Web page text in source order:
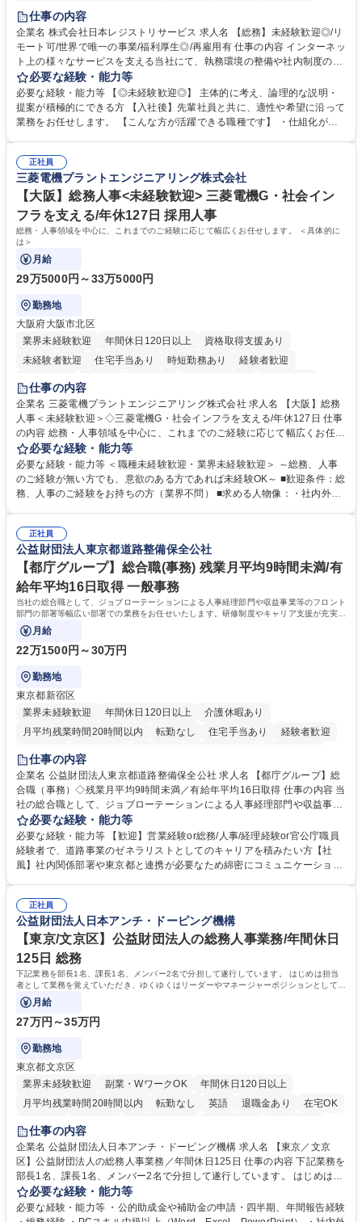
住宅手当あり
完全週休2日制
交通費支給 駅近5分以内 土日祝休み 服装自由
仕事の内容
企業名 株式会社日本レジストリサービス 求人名 【総務】未経験歓迎◎/リ
モート可/世界で唯一の事業/福利厚生◎/再雇用有 仕事の内容 インターネッ
ト上の様々なサービスを支える当社にて、執務環境の整備や社内制度の検
討、イベント運営などの幅広い業務を担当し、間接的に会社の生産性向上
や成長に貢献している部署です。 会社の全メンバーが安心して長く成果を
発揮できる環境を整えるために、毎日のメンテナンスや維持管理に加え、
新たな施策検討を積極的に行っていただき、会社全体を巻き込み課題解決
幅広い業務の体得が可能で、多様なキャリアパスを描くことも可能です。
募集職種 【総務】未経験歓迎◎/リモート可/世界で唯一の事業/福利厚生◎/
再雇用有
必要な経験・能力等
必要な経験・能力等 【◎未経験歓迎◎】 主体的に考え、論理的な説明・
提案が積極的にできる方 【入社後】先輩社員と共に、適性や希望に沿って
業務をお任せします。 【こんな方が活躍できる職種です】 ・仕組化が好
対処できる・新しいことに興味関心がある 【魅力】■自己啓発支援：資格
取得や通信教育など費用の80%（年間25万円まで）を補助 ■住宅手当：家
賃の50%（月額7万円まで）を補助 学歴・資格 学歴：大学院 大学 語学
力： 資格：
正社員
三菱電機プラントエンジニアリング株式会社
【大阪】総務人事<未経験歓迎> 三菱電機G・社会イン
フラを支える/年休127日 採用人事
総務・人事領域を中心に、これまでのご経験に応じて幅広くお任せします。 ＜具体的に
は＞
月給
29万5000円～33万5000円
勤務地
大阪府大阪市北区
業界未経験歓迎
年間休日120日以上
資格取得支援あり
未経験者歓迎
住宅手当あり 時短勤務あり
経験者歓迎
退職金あり
駅近5分以内
土日祝休み 服装自由 寮・社宅あり 食事補助あり
仕事の内容
企業名 三菱電機プラントエンジニアリング株式会社 求人名 【大阪】総務
人事＜未経験歓迎＞◇三菱電機G・社会インフラを支える/年休127日 仕事
の内容 総務・人事領域を中心に、これまでのご経験に応じて幅広くお任せ
します。 ＜具体的には＞ ・総務/人事労務（給与・社保・勤怠管理など）
・採用・教育研修 ・福利厚生運用 など ※基本的には事務所勤務ですが、
採用や教育等の業務内容により、関西圏以外への日帰り・宿泊を伴う国内
出張もございます。 ※担当業務を持ちつつ、お互いに助け合いながら、総
必要な経験・能力等
必要な経験・能力等 ＜職種未経験歓迎・業界未経験歓迎＞ ～総務、人事
のご経験が無い方でも、意欲のある方であれば未経験OK～ ■歓迎条件：総
務、人事のご経験をお持ちの方（業界不問） ■求める人物像：・社内外の
正社員
公益財団法人東京都道路整備保全公社
【都庁グループ】総合職(事務) 残業月平均9時間未満/有
給年平均16日取得 一般事務
当社の総合職として、ジョブローテーションによる人事経理部門や収益事業等のフロント
部門の部署等幅広い部署での業務をお任せいたします。研修制度やキャリア支援が充実し
ております！ ※下記業務詳細
月給
22万1500円～30万円
勤務地
東京都新宿区
業界未経験歓迎
年間休日120日以上
介護休暇あり
月平均残業時間20時間以内
転勤なし 住宅手当あり
経験者歓迎
研修あり
退職金あり
駅近5分以内
資格取得手当あり 食事補助あり
仕事の内容
企業名 公益財団法人東京都道路整備保全公社 求人名 【都庁グループ】総
合職（事務）◇残業月平均9時間未満／有給年平均16日取得 仕事の内容 当
社の総合職として、ジョブローテーションによる人事経理部門や収益事業
等のフロント部門の部署等幅広い部署での業務をお任せいたします。研修
制度やキャリア支援が充実しております！ ※下記業務詳細 【業務詳細】■
管理部門：広報、人事、経理など当公社の運営に係る管理業務 ■収益部
門：駐車場の新規開拓、管理運営、新宿駅西口広場の「イベントコーナ
道路施設や道路工事現場の見学ツアー事業 ※入社後は上記いずれかの部門
へ配属。※業務内容変更の範囲：会社の定める業務 募集職種 【都庁グル
ープ】総合職（事務）◇残業月平均9時間未満／有給年平均16日取得
必要な経験・能力等
必要な経験・能力等 【歓迎】営業経験or総務/人事/経理経験or官公庁職員
経験者で、道路事業のゼネラリストとしてのキャリアを積みたい方【社
風】社内関係部署や東京都と連携が必要なため綿密にコミュニケーション
部門など多岐に渡る業務を経験できます。 ■様々なプロジェクト：駐車場
事業の他、新宿駅西口広場内に設置された照明を兼ねた広告「ブライトサ
イン」の管理運営を行うなど、事業収益を生み出す活動を積極的に行って
います。 学歴・資格 学歴：大学院 大学 高専 短大 専修学校 高校 語学力：
資格：
正社員
公益財団法人日本アンチ・ドーピング機構
【東京/文京区】公益財団法人の総務人事業務/年間休日
125日 総務
下記業務を部長1名、課長1名、メンバー2名で分担して遂行しています。 はじめは担当
者として業務を覚えていただき、ゆくゆくはリーダーやマネージャーポジションとして活
躍いただくことを期待しています。
月給
27万円～35万円
勤務地
東京都文京区
業界未経験歓迎
副業・WワークOK
年間休日120日以上
月平均残業時間20時間以内
転勤なし 英語 退職金あり
在宅OK
賞与あり
育休あり
食事補助あり
仕事の内容
企業名 公益財団法人日本アンチ・ドーピング機構 求人名 【東京／文京
区】公益財団法人の総務人事業務／年間休日125日 仕事の内容 下記業務を
部長1名、課長1名、メンバー2名で分担して遂行しています。 はじめは担
当者として業務を覚えていただき、ゆくゆくはリーダーやマネージャーポ
ジションとして活躍いただくことを期待しています。 【総務・人事グルー
プの業務内容】 ・人事制度関連 ・採用活動 ・教育研修の企画、実行 ・勤
必要な経験・能力等
必要な経験・能力等 ・公的助成金や補助金の申請・四半期、年間報告経験